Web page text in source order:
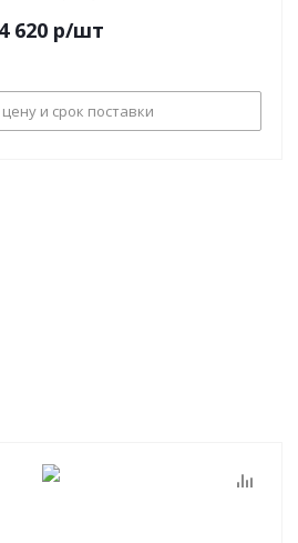
4 620 р/шт
и срок поставки